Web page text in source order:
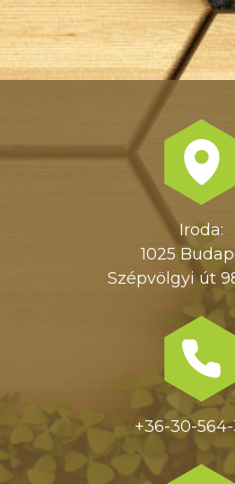
Iroda:
1025
Szépvölgyi út
+36-30-564-